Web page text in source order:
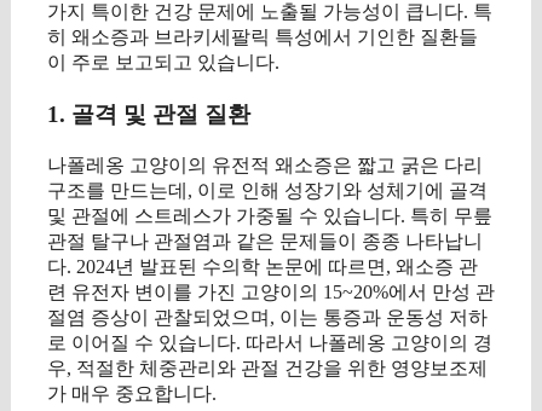
가지 특이한 건강 문제에 노출될 가능성이 큽니다. 특
히 왜소증과 브라키세팔릭 특성에서 기인한 질환들
이 주로 보고되고 있습니다.
1. 골격 및 관절 질환
나폴레옹 고양이의 유전적 왜소증은 짧고 굵은 다리
구조를 만드는데, 이로 인해 성장기와 성체기에 골격
및 관절에 스트레스가 가중될 수 있습니다. 특히 무릎
관절 탈구나 관절염과 같은 문제들이 종종 나타납니
다. 2024년 발표된 수의학 논문에 따르면, 왜소증 관
련 유전자 변이를 가진 고양이의 15~20%에서 만성 관
절염 증상이 관찰되었으며, 이는 통증과 운동성 저하
로 이어질 수 있습니다. 따라서 나폴레옹 고양이의 경
우, 적절한 체중관리와 관절 건강을 위한 영양보조제
가 매우 중요합니다.